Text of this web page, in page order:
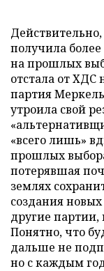
получила более
на прошлых
отстала от ХДС
партия
утроила свой
«всего лишь»
прошлых
потерявшая
землях
создания
другие партии,
Понятно, что
дальше не
но с каждым